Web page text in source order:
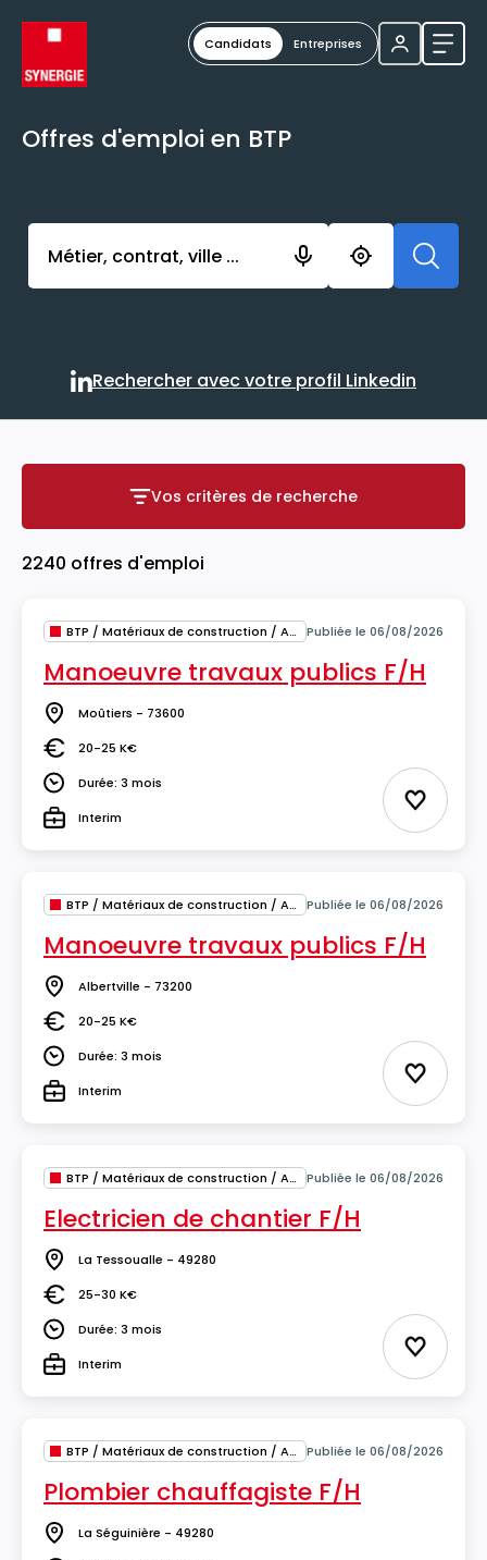
Candidats Entreprises
Offres d'emploi en BTP
Activer l’élément pour lancer l’enregistrement.
Rechercher avec votre
Rechercher avec votre profil Linkedin
Vos critères de recherche
Vos critères de recherche
2240 offres d'emploi
BTP / Matériaux de construction / Architecture Publiée le 06/08/2026
Manoeuvre travaux publics F/H
Lieu Moûtiers - 73600
Salaire20-25 K€
DuréeDurée: 3 mois
TypeInterim Ajouter
BTP / Matériaux de construction / Architecture Publiée le 06/08/2026
Manoeuvre travaux publics F/H
Lieu Albertville - 73200
Salaire20-25 K€
DuréeDurée: 3 mois
TypeInterim Ajouter
BTP / Matériaux de construction / Architecture Publiée le 06/08/2026
Electricien de chantier F/H
Lieu La Tessoualle - 49280
Salaire25-30 K€
DuréeDurée: 3 mois
TypeInterim Ajouter
BTP / Matériaux de construction / Architecture Publiée le 06/08/2026
Plombier chauffagiste F/H
Lieu La Séguinière - 49280